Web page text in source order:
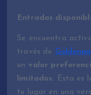
Entradas
Se encuentra
través de
un valor
limitados. Esta es
tu lugar en una